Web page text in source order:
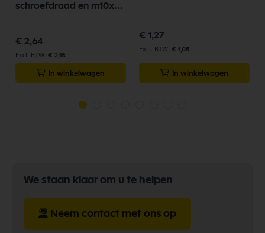
schroefdraad en m10x1
€ 2,64
€ 2,18
In winkelwagen
€ 1,27
€ 1,05
In winkelwagen
We staan klaar om u te helpen
Neem contact met ons op